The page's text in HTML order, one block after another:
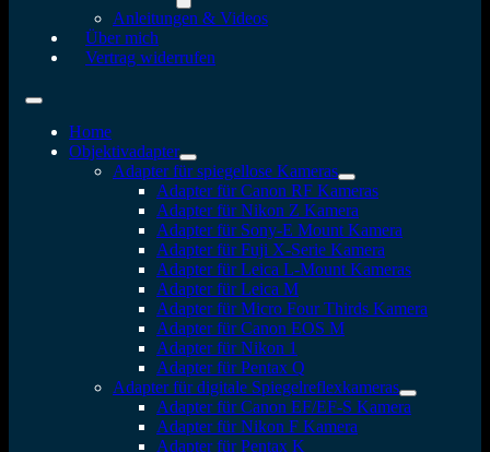
Anleitungen & Videos
Über mich
Vertrag widerrufen
Home
Objektivadapter
Adapter für spiegellose Kameras
Adapter für Canon RF Kameras
Adapter für Nikon Z Kamera
Adapter für Sony-E Mount Kamera
Adapter für Fuji X-Serie Kamera
Adapter für Leica L-Mount Kameras
Adapter für Leica M
Adapter für Micro Four Thirds Kamera
Adapter für Canon EOS M
Adapter für Nikon 1
Adapter für Pentax Q
Adapter für digitale Spiegelreflexkameras
Adapter für Canon EF/EF-S Kamera
Adapter für Nikon F Kamera
Adapter für Pentax K